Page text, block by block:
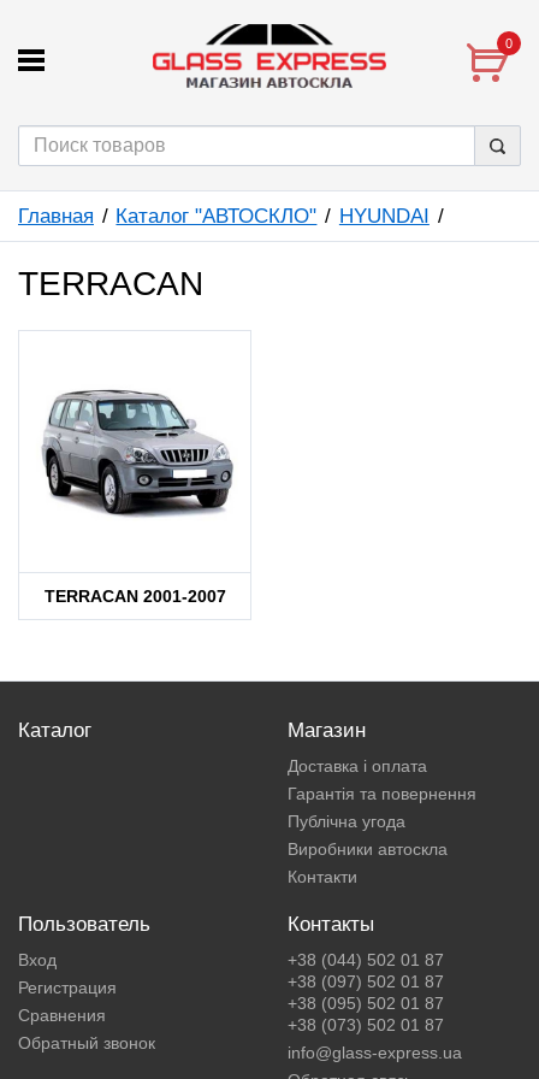
0
Главная Каталог "АВТОСКЛО" HYUNDAI
TERRACAN
TERRACAN 2001-2007
Каталог Магазин
Доставка і оплата
Гарантія та повернення
Публічна угода
Виробники автоскла
Контакти
Пользователь
Вход
Регистрация
Сравнения
Обратный звонок
Контакты
+38 (044) 502 01 87
+38 (097) 502 01 87
+38 (095) 502 01 87
+38 (073) 502 01 87
info@glass-express.ua